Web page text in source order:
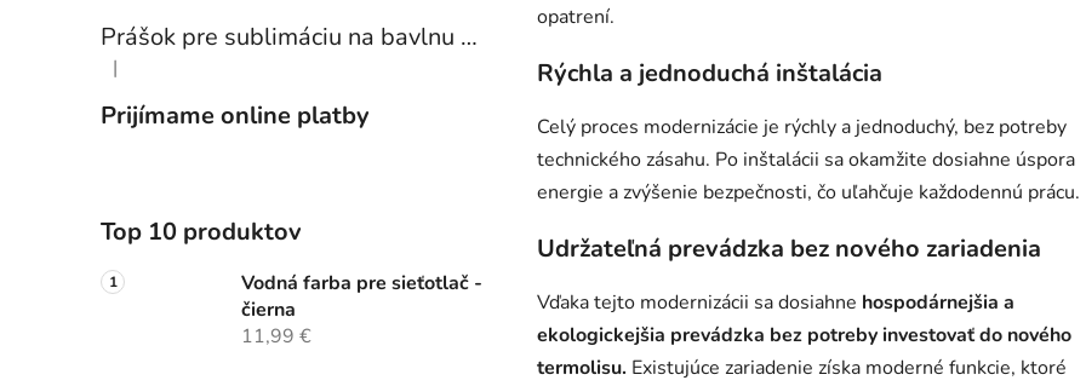
Prášok pre sublimáciu na bavlnu 1 kg
Hodnotenie produktu je 5 z 5 hviezdičiek.
|
Prijímame online platby
Top 10 produktov
Vodná farba pre sieťotlač -
čierna
11,99 €
opatrení.
Rýchla a jednoduchá inštalácia
Celý proces modernizácie je rýchly a jednoduchý, bez potreby
technického zásahu. Po inštalácii sa okamžite dosiahne úspora
energie a zvýšenie bezpečnosti, čo uľahčuje každodennú prácu.
Udržateľná prevádzka bez nového zariadenia
Vďaka tejto modernizácii sa dosiahne hospodárnejšia a
ekologickejšia prevádzka bez potreby investovať do nového
termolisu. Existujúce zariadenie získa moderné funkcie, ktoré